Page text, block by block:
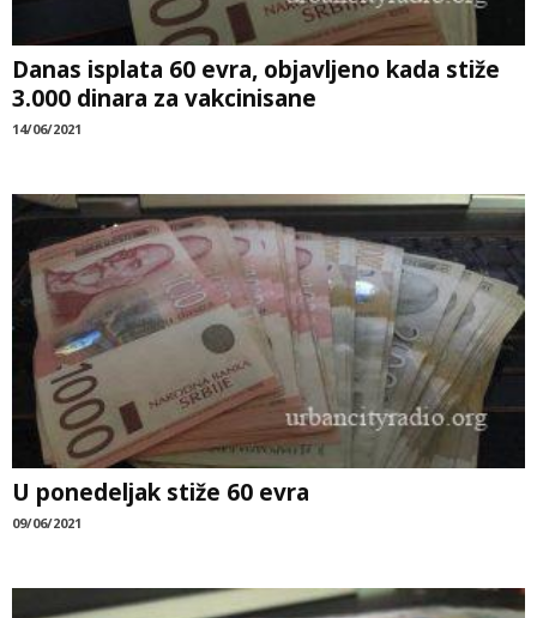
Danas isplata 60 evra, objavljeno kada stiže
3.000 dinara za vakcinisane
14/06/2021
U ponedeljak stiže 60 evra
09/06/2021